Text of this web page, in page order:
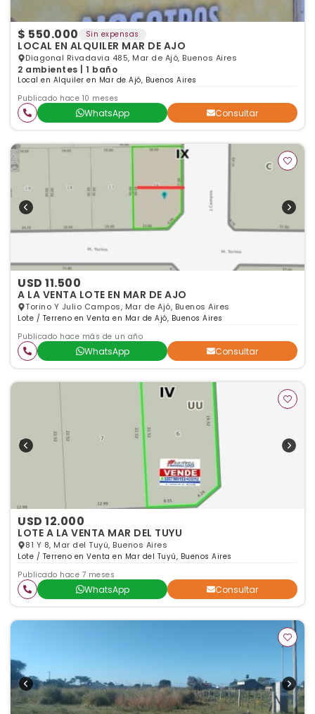
$ 550.000 Sin expensas
LOCAL EN ALQUILER MAR DE AJO
Diagonal Rivadavia 485, Mar de Ajó, Buenos Aires
2 ambientes | 1 baño
Local en Alquiler en Mar de Ajó, Buenos Aires
Publicado hace 10 meses
WhatsApp Consultar
USD 11.500
A LA VENTA LOTE EN MAR DE AJO
Torino Y Julio Campos, Mar de Ajó, Buenos Aires
Lote / Terreno en Venta en Mar de Ajó, Buenos Aires
Publicado hace más de un año
WhatsApp Consultar
USD 12.000
LOTE A LA VENTA MAR DEL TUYU
81 Y 8, Mar del Tuyú, Buenos Aires
Lote / Terreno en Venta en Mar del Tuyú, Buenos Aires
Publicado hace 7 meses
WhatsApp Consultar